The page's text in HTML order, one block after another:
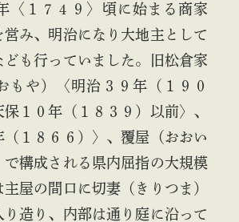
〈１７４９〉頃に始まる商家
み、明治になり大地主として
も行っていました。旧松倉家
もや）〈明治３９年（１９０
１０年（１８３９）以前〉、
１８６６）〉、覆屋（おおい
で構成される県内屈指の大規模
屋の間口に切妻（きりつま）
造り、内部は通り庭に沿って